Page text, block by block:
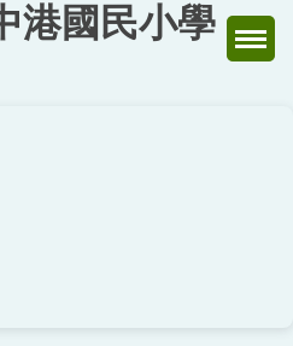
港國民小學